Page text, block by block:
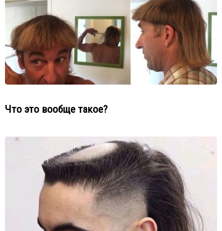
Что это вообще такое?